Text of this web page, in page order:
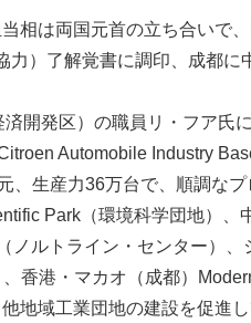
相は両国元首の立ち合いで
力）了解覚書に調印、成都
開発区）の職員リ・フア氏
Automobile Industry
、生産力36万台で、順調なプ
Park（環境科学団地）、
ノルトライン・センター）
香港・マカオ（成都）
地域工業団地の建設を促進し